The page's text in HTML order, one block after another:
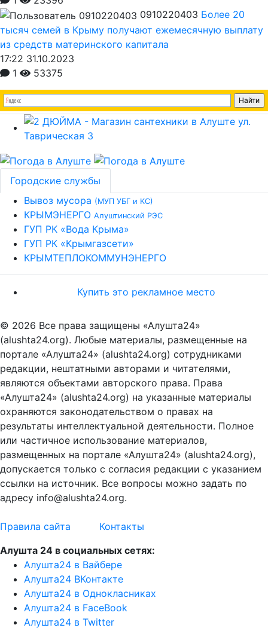
0910220403 Более 20
тысяч семей в Крыму получают ежемесячную выплату
из средств материнского капитала
17:22 31.10.2023
1
53375
Городские службы
Вывоз мусора (МУП УБГ и КС)
КРЫМЭНЕРГО Алуштинский РЭС
ГУП РК «Вода Крыма»
ГУП РК «Крымгазсети»
КРЫМТЕПЛОКОММУНЭНЕРГО
Купить это рекламное место
© 2026 Все права защищены «Алушта24»
(alushta24.org). Любые материалы, размещенные на
портале «Алушта24» (alushta24.org) сотрудниками
редакции, нештатными авторами и читателями,
являются объектами авторского права. Права
«Алушта24» (alushta24.org) на указанные материалы
охраняются законодательством о правах на
результаты интеллектуальной деятельности. Полное
или частичное использование материалов,
размещенных на портале «Алушта24» (alushta24.org),
допускается только с согласия редакции с указанием
ссылки на источник. Все вопросы можно задать по
адресу info@alushta24.org.
Правила сайта
Контакты
Алушта 24 в социальных сетях:
Алушта24 в Вайбере
Алушта24 ВКонтакте
Алушта24 в Однокласниках
Алушта24 в FaceBook
Алушта24 в Twitter